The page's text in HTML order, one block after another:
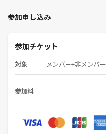
参加申し込み
参加チケット
対象 メンバー+非メンバー
参加料